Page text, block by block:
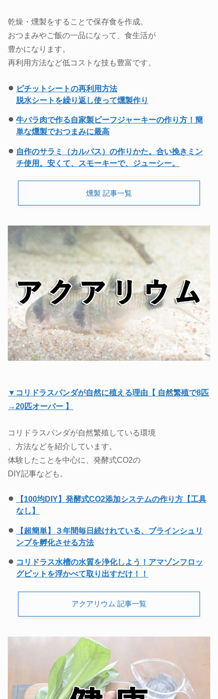
乾燥・燻製をすることで保存食を作成。
おつまみやご飯の一品になって、食生活が
豊かになります。
再利用方法など低コストな技も豊富です。
ピチットシートの再利用方法
脱水シートを繰り返し使って燻製作り
牛バラ肉で作る自家製ビーフジャーキーの作り方！簡
単な燻製でおつまみに最高
自作のサラミ（カルパス）の作りかた。合い挽きミン
チ使用。安くて、スモーキーで、ジューシー。
燻製 記事一覧
▼コリドラスパンダが自然に殖える理由【 自然繁殖で8匹
→20匹オーバー 】
コリドラスパンダが自然繁殖している環境
、方法などを紹介しています。
体験したことを中心に、発酵式CO2の
DIY記事なども。
【100均DIY】発酵式CO2添加システムの作り方【工具
なし】
【超簡単】３年間毎日続けれている、ブラインシュリ
ンプを孵化させる方法
コリドラス水槽の水質を浄化しよう！アマゾンフロッ
グピットを浮かべて取り出すだけ！！
アクアリウム 記事一覧